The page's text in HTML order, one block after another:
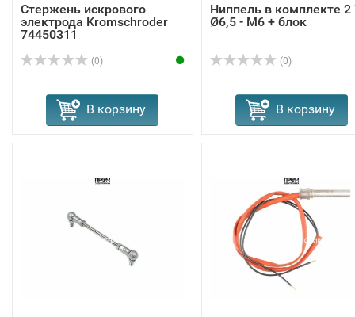
Стержень искрового
электрода Kromschroder
74450311
(0)
В корзину
Ниппель в комплекте 2
Ø6,5 - M6 + блок
(0)
В корзину